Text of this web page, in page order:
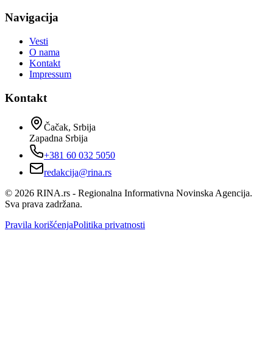
Navigacija
Vesti
O nama
Kontakt
Impressum
Kontakt
Čačak, Srbija
Zapadna Srbija
+381 60 032 5050
redakcija@rina.rs
© 2026 RINA.rs - Regionalna Informativna Novinska Agencija.
Sva prava zadržana.
Pravila korišćenjaPolitika privatnosti